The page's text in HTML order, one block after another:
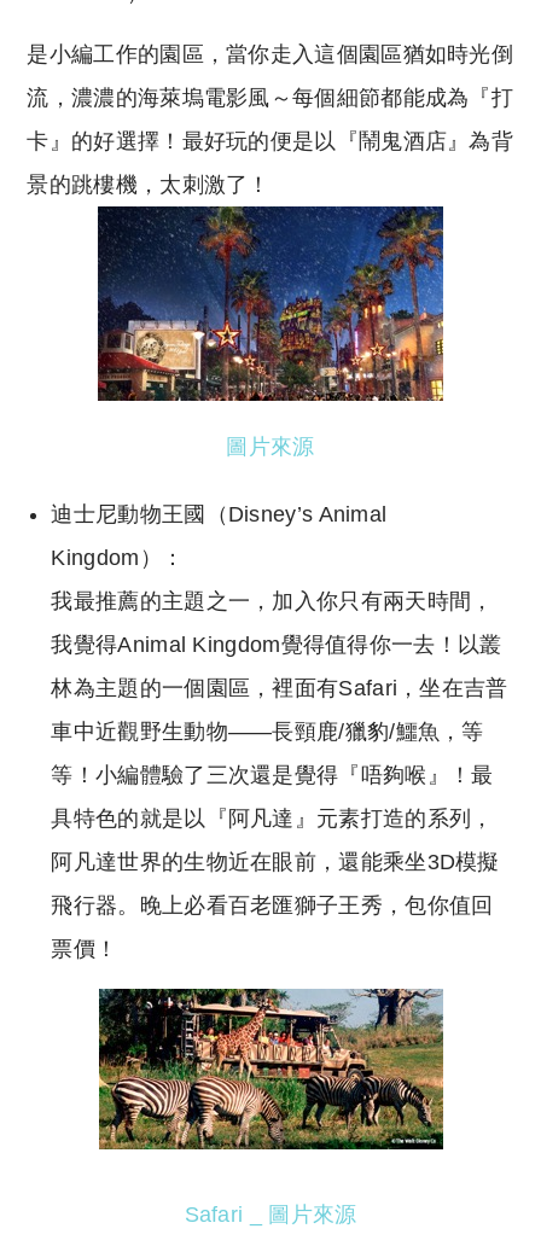
是小編工作的園區，當你走入這個園區猶如時光倒
流，濃濃的海萊塢電影風～每個細節都能成為『打
卡』的好選擇！最好玩的便是以『鬧鬼酒店』為背
景的跳樓機，太刺激了！
圖片來源
迪士尼動物王國（Disney’s Animal
Kingdom）：
我最推薦的主題之一，加入你只有兩天時間，
我覺得Animal Kingdom覺得值得你一去！以叢
林為主題的一個園區，裡面有Safari，坐在吉普
車中近觀野生動物——長頸鹿/獵豹/鱷魚，等
等！小編體驗了三次還是覺得『唔夠喉』！最
具特色的就是以『阿凡達』元素打造的系列，
阿凡達世界的生物近在眼前，還能乘坐3D模擬
飛行器。晚上必看百老匯獅子王秀，包你值回
票價！
Safari _ 圖片來源